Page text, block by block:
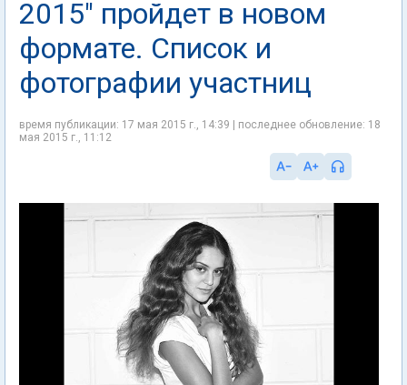
2015" пройдет в новом
формате. Список и
фотографии участниц
время публикации: 17 мая 2015 г., 14:39 | последнее обновление: 18
мая 2015 г., 11:12